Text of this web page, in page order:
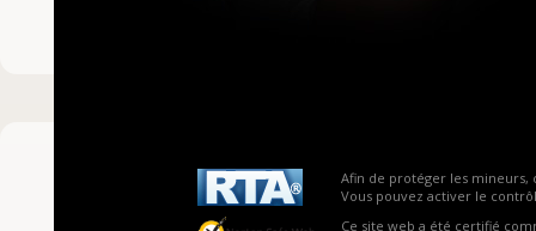
Afin de protéger les mineurs,
Vous pouvez activer le
Ce site web a été certifié
Pas encore